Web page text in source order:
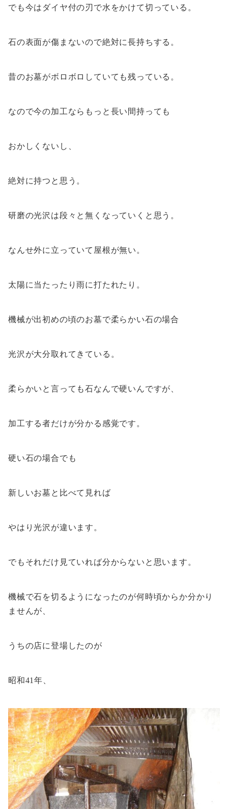
でも今はダイヤ付の刃で水をかけて切っている。
石の表面が傷まないので絶対に長持ちする。
昔のお墓がボロボロしていても残っている。
なので今の加工ならもっと長い間持っても
おかしくないし、
絶対に持つと思う。
研磨の光沢は段々と無くなっていくと思う。
なんせ外に立っていて屋根が無い。
太陽に当たったり雨に打たれたり。
機械が出初めの頃のお墓で柔らかい石の場合
光沢が大分取れてきている。
柔らかいと言っても石なんで硬いんですが、
加工する者だけが分かる感覚です。
硬い石の場合でも
新しいお墓と比べて見れば
やはり光沢が違います。
でもそれだけ見ていれば分からないと思います。
機械で石を切るようになったのが何時頃からか分かり
ませんが、
うちの店に登場したのが
昭和41年、